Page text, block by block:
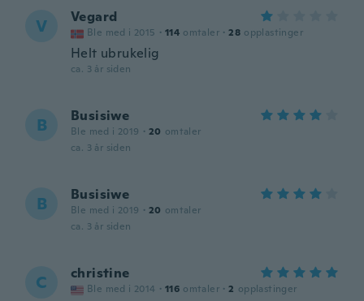
V Vegard
Ble med i 2015 · 114 omtaler · 28 opplastinger
Helt ubrukelig
ca. 3 år siden
B Busisiwe
Ble med i 2019 · 20 omtaler
ca. 3 år siden
B Busisiwe
Ble med i 2019 · 20 omtaler
ca. 3 år siden
C christine
Ble med i 2014 · 116 omtaler · 2 opplastinger